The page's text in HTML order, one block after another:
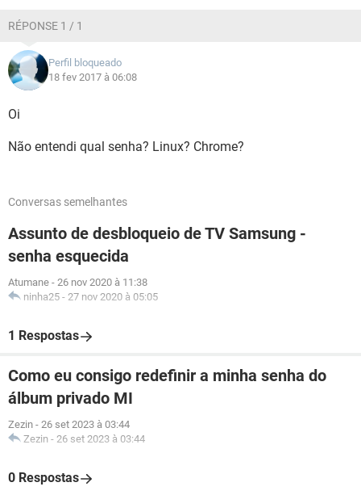
RÉPONSE 1 / 1
Perfil bloqueado
18 fev 2017 à 06:08
Oi
Não entendi qual senha? Linux? Chrome?
Conversas semelhantes
Assunto de desbloqueio de TV Samsung -
senha esquecida
Atumane - 26 nov 2020 à 11:38
ninha25 - 27 nov 2020 à 05:05
1 Respostas
Como eu consigo redefinir a minha senha do
álbum privado MI
Zezin - 26 set 2023 à 03:44
Zezin - 26 set 2023 à 03:44
0 Respostas